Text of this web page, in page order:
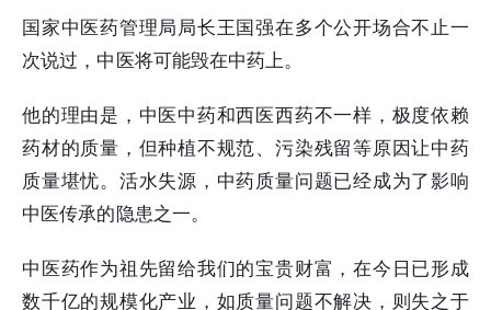
国家中医药管理局局长王国强在多个公开场合不止一
次说过，中医将可能毁在中药上。
他的理由是，中医中药和西医西药不一样，极度依赖
药材的质量，但种植不规范、污染残留等原因让中药
质量堪忧。活水失源，中药质量问题已经成为了影响
中医传承的隐患之一。
中医药作为祖先留给我们的宝贵财富，在今日已形成
数千亿的规模化产业，如质量问题不解决，则失之于